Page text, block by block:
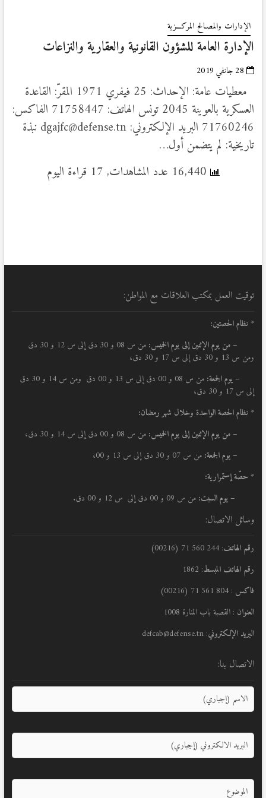
الإدارات والمصـالح المركـــزية
الإدارة العامة للشؤون القانونية والعقارية والنزاعات
28 جانفي 2019
معطيات عامة: الإحداث: 25 فيفري 1971 المقرّ: القاعدة
العسكرية بالعوينة 2045 تونس الهاتف: 71758447 الفاكس:
71760246 البريد الإلكتروني: dgajfc@defense.tn نبذة
تاريخية: لم يتضمن أول…
توقيت العمل بمكتب العلاقات مع المواطن:
* نظام الحصتين:
– من يوم الإثنين إلى يوم الخميس:
من س 08 و 30 دق إلى س 12 و 30 دق
ومن س 13 و 30 دق إلى س 17 و 30 دق،
– يوم الجمعة:
من س 08 و 00 دق إلى س 13 و 00 دق ومن س 14 و 30 دق
إلى س 17 و 30 دق،
* نظام الحصة الواحدة وخلال شهر رمضان:
– من يوم الإثنين إلى يوم الخميس: من س 08 و 00 دق إلى س 14 و 30 دق،
– يوم الجمعة: من س 07 و 30 دق إلى س 13 و 00،
* حصّة إستمرارية:
– يوم السبت: من س 09 و 00 دق إلى س 12 و 00 دق.
وسائل الاتصال:
رقم الهاتف: 244 560 71 (00216)
رقم الهاتف المبسط: 1862
فاكس : 804 561 71 (00216)
العنوان : القصبة باب المنارة 1008
البريد الإلكتروني: defcab@defense.tn
الاتصال بنا: